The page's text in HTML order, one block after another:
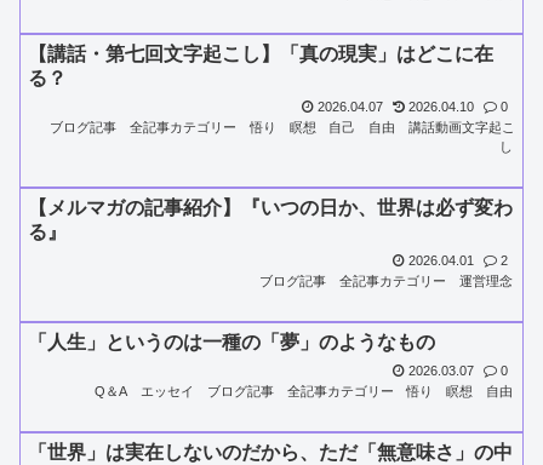
【講話・第七回文字起こし】「真の現実」はどこに在
る？
2026.04.07 2026.04.10
0
ブログ記事
全記事カテゴリー 悟り 瞑想 自己 自由
講話動画文字起こ
し
【メルマガの記事紹介】『いつの日か、世界は必ず変わ
る』
2026.04.01
2
ブログ記事
全記事カテゴリー 運営理念
「人生」というのは一種の「夢」のようなもの
2026.03.07
0
Q＆A
エッセイ ブログ記事 全記事カテゴリー 悟り 瞑想 自由
「世界」は実在しないのだから、ただ「無意味さ」の中